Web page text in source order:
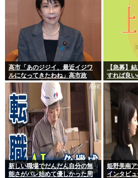
高市「あのジジイ、最近イジワ
ルになってきたわね」高市政
権、ついに麻生切り！嫌儲はど
っちにつくの
【急募】
すれば良
は全員悪か
新しい職場でだんだん自分の無
能さがバレ始めて優しかった周
姫野美南
インタビュ